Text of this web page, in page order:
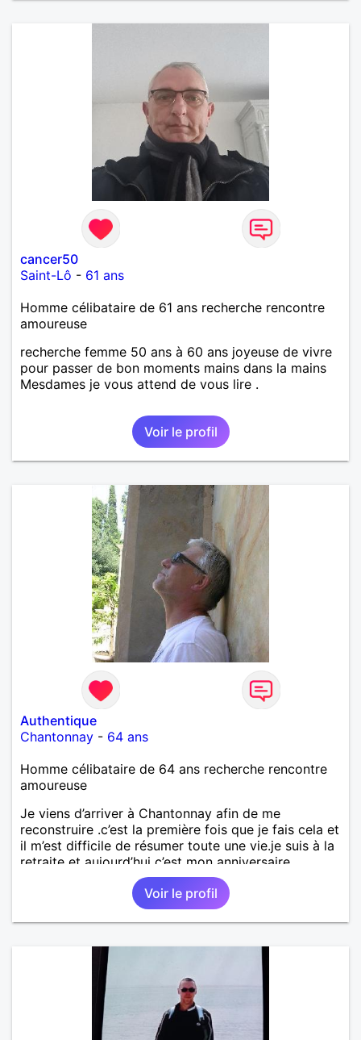
cancer50
Saint-Lô - 61 ans
Homme célibataire de 61 ans recherche rencontre
amoureuse
recherche femme 50 ans à 60 ans joyeuse de vivre
pour passer de bon moments mains dans la mains
Mesdames je vous attend de vous lire .
Voir le profil
Authentique
Chantonnay - 64 ans
Homme célibataire de 64 ans recherche rencontre
amoureuse
Je viens d’arriver à Chantonnay afin de me
reconstruire .c’est la première fois que je fais cela et
il m’est difficile de résumer toute une vie.je suis à la
retraite et aujourd’hui c’est mon anniversaire
!J’aimerais rencontrer quelqu’un qui partage les
mêmes valeurs qui font de quelqu’un un être humain
Voir le profil